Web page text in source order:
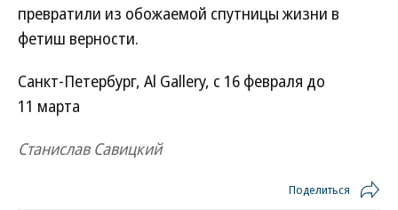
превратили из обожаемой спутницы жизни в
фетиш верности.
Санкт-Петербург, Al Gallery, с 16 февраля до
11 марта
Станислав Савицкий
Поделиться